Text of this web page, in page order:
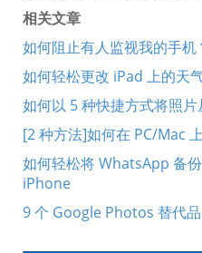
相关文章
如何阻止有人监视我的手机
如何轻松更改 iPad 上的天
如何以 5 种快捷方式将照
[2 种方法]如何在 PC/Mac
如何轻松将 WhatsApp 备
iPhone
9 个 Google Photos 替代